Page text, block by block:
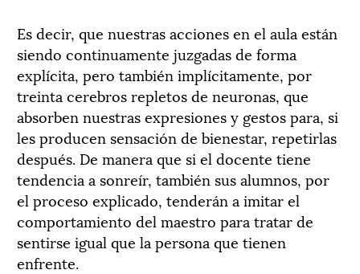
Es decir, que nuestras acciones en el aula están
siendo continuamente juzgadas de forma
explícita, pero también implícitamente, por
treinta cerebros repletos de neuronas, que
absorben nuestras expresiones y gestos para, si
les producen sensación de bienestar, repetirlas
después. De manera que si el docente tiene
tendencia a sonreír, también sus alumnos, por
el proceso explicado, tenderán a imitar el
comportamiento del maestro para tratar de
sentirse igual que la persona que tienen
enfrente.